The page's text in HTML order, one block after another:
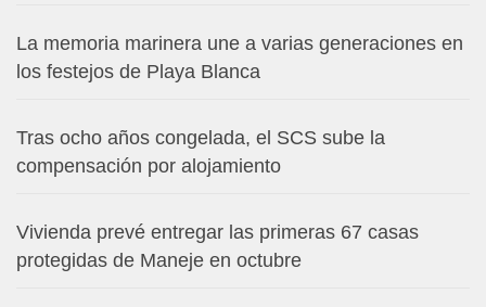
La memoria marinera une a varias generaciones en
los festejos de Playa Blanca
Tras ocho años congelada, el SCS sube la
compensación por alojamiento
Vivienda prevé entregar las primeras 67 casas
protegidas de Maneje en octubre